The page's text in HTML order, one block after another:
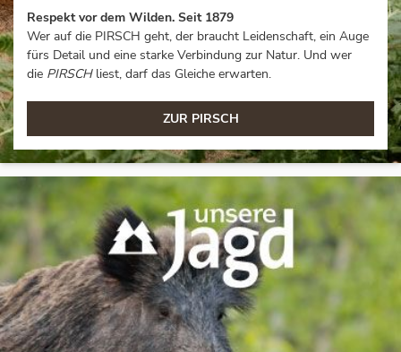
Respekt vor dem Wilden. Seit 1879
Wer auf die PIRSCH geht, der braucht Leidenschaft, ein Auge
fürs Detail und eine starke Verbindung zur Natur. Und wer
die PIRSCHliest, darf das Gleiche erwarten.
ZUR PIRSCH